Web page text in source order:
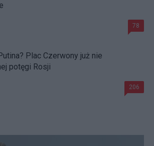
78
Plac Czerwony już nie
potęgi Rosji
206